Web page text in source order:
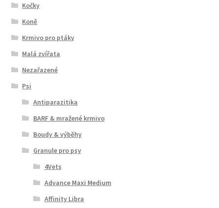
Kočky
Koně
Krmivo pro ptáky
Malá zvířata
Nezařazené
Psi
Antiparazitika
BARF & mražené krmivo
Boudy & výběhy
Granule pro psy
4Vets
Advance Maxi Medium
Affinity Libra